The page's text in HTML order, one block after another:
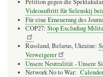
Videoauftritt für Selenskij
Für eine Erneuerung des
COP27: Stop Excluding
Russland, Belarus, Ukraine:
Verweigerer
Unsere Neutralität - Unsere
Network No to War: